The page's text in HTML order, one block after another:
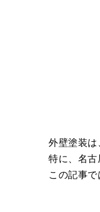
外壁塗装は
特に、名古
この記事